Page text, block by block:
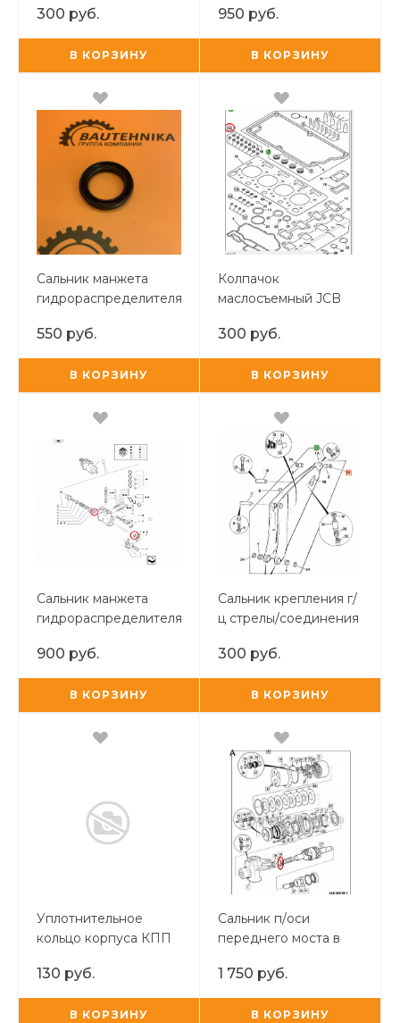
300 руб.
В КОРЗИНУ
950 руб.
В КОРЗИНУ
Сальник манжета
гидрораспределителя
550 руб.
В КОРЗИНУ
Колпачок
маслосъемный JCB
300 руб.
В КОРЗИНУ
Сальник манжета
гидрораспределителя
85824283)
900 руб.
В КОРЗИНУ
Сальник крепления г/
ц стрелы/соединения
3CX/4CX
300 руб.
В КОРЗИНУ
Уплотнительное
кольцо корпуса КПП
130 руб.
В КОРЗИНУ
Сальник п/оси
переднего моста в
JCB 3CX/4CX TUR
1 750 руб.
В КОРЗИНУ